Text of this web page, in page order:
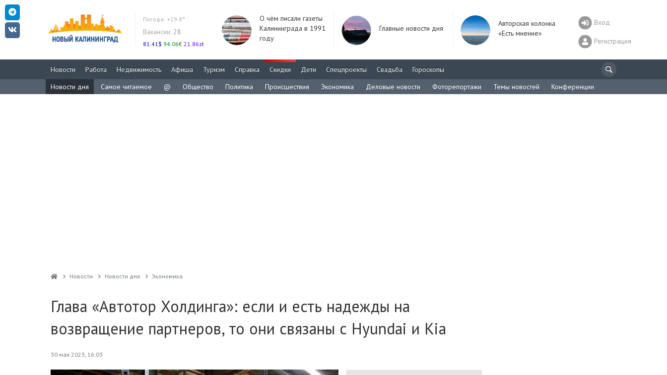
Погода: +19.8°
Вакансии: 28
81.41$ 94.06€ 21.86zł
О чём писали газеты
Калининграда в 1991
году
Главные новости дня
Авторская колонка
«Есть мнение»
Вход
Регистрация
Новости Работа Недвижимость Афиша Туризм Справка Скидки Дети Спецпроекты Свадьба
Гороскопы
Новости дня
Самое читаемое @ Общество Политика Происшествия Экономика Деловые новости Фоторепортажи Темы новостей Конференции
Новости Новости дня Экономика
Глава «Автотор Холдинга»: если и есть надежды на
возвращение партнеров, то они связаны с Hyundai и Kia
30 мая 2023, 16:03